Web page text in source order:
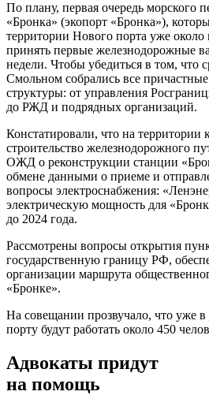
По плану, первая очередь морского
«Бронка» (экопорт «Бронка»),
территории Нового порта уже около
принять первые железнодорожные
недели. Чтобы убедиться в том, что
Смольном собрались все
структуры: от управления
до РЖД и подрядных организаций.
Констатировали, что на территории
строительство железнодорожного
ОЖД о реконструкции станции
обмене данными о приеме и
вопросы электроснабжения:
электрическую мощность для
до 2024 года.
Рассмотрены вопросы открытия
государственную границу РФ,
организации маршрута
«Бронке».
На совещании прозвучало, что уже в
порту будут работать около 450
Адвокаты придут
на помощь